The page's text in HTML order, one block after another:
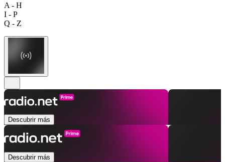
A - H
I - P
Q - Z
Descubrir más
Descubrir más